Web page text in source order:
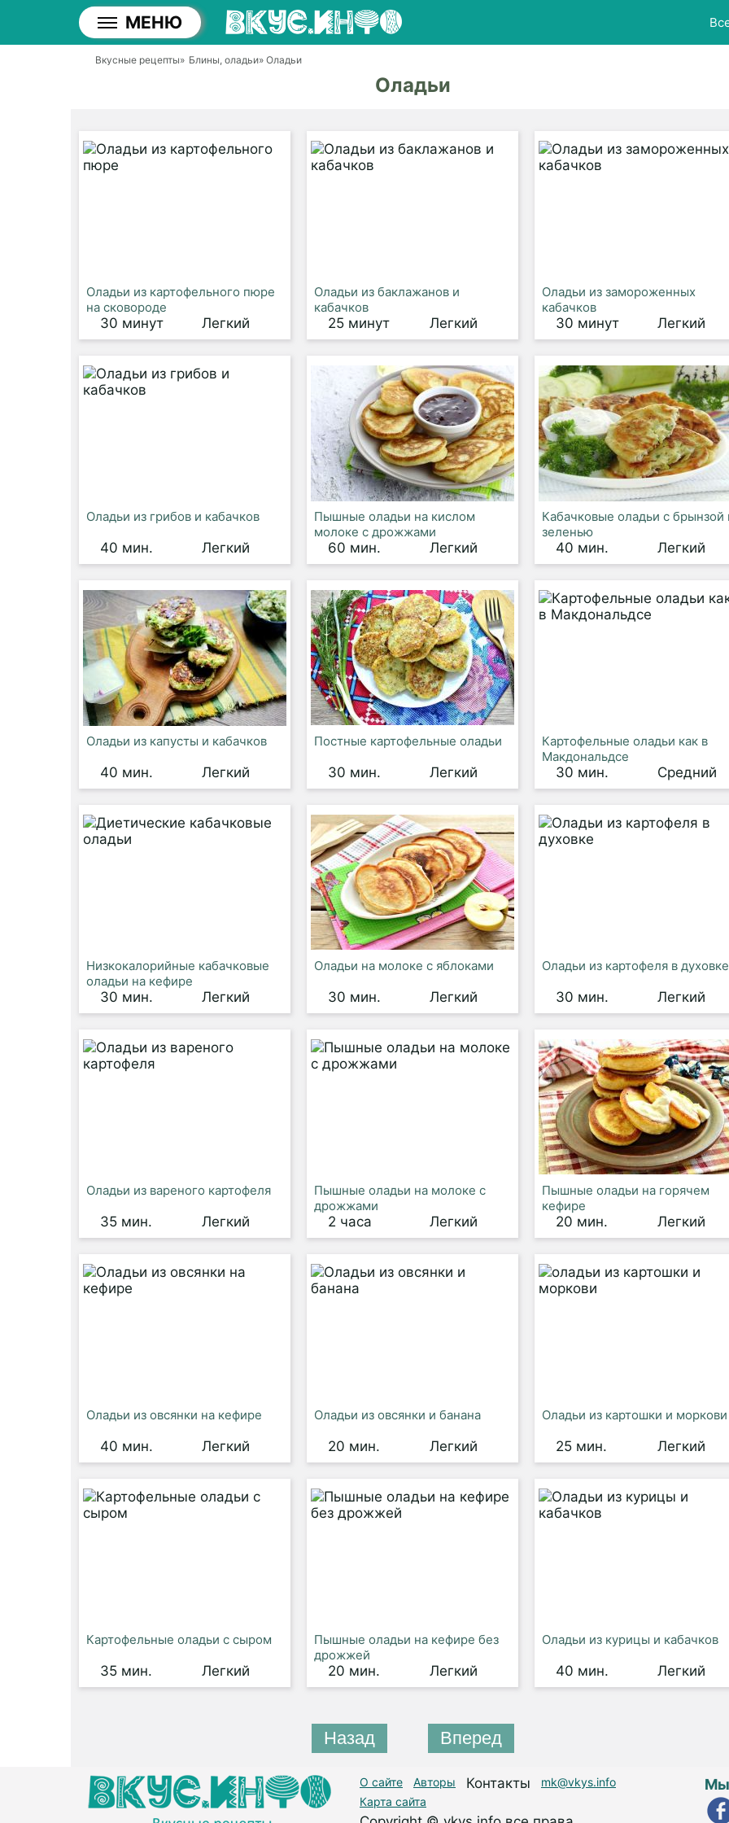
МЕНЮ
Вкусные рецепты» Блины, оладьи» Оладьи
Оладьи
Оладьи из картофельного пюре
на сковороде
30 минут Легкий
Оладьи из баклажанов и
кабачков
25 минут Легкий
Оладьи из замороженных
кабачков
30 минут Легкий
Оладьи из грибов и кабачков
40 мин. Легкий
Пышные оладьи на кислом
молоке с дрожжами
60 мин. Легкий
Кабачковые оладьи с брынзой
зеленью
40 мин. Легкий
Оладьи из капусты и кабачков
40 мин. Легкий
Постные картофельные оладьи
30 мин. Легкий
Картофельные оладьи как в
Макдональдсе
30 мин. Средний
Низкокалорийные кабачковые
оладьи на кефире
30 мин. Легкий
Оладьи на молоке с яблоками
30 мин. Легкий
Оладьи из картофеля в духовке
30 мин. Легкий
Оладьи из вареного картофеля
35 мин. Легкий
Пышные оладьи на молоке с
дрожжами
2 часа Легкий
Пышные оладьи на горячем
кефире
20 мин. Легкий
Оладьи из овсянки на кефире
40 мин. Легкий
Оладьи из овсянки и банана
20 мин. Легкий
Оладьи из картошки и моркови
25 мин. Легкий
Картофельные оладьи с сыром
35 мин. Легкий
Пышные оладьи на кефире без
дрожжей
20 мин. Легкий
Оладьи из курицы и кабачков
40 мин. Легкий
Назад Вперед
О сайте Авторы Контакты
mk@vkys.info
Карта сайта
Мы